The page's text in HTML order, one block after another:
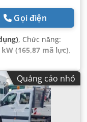
Gọi điện
, Chức năng:
kW (165,87 mã lực),
Quảng cáo nhỏ